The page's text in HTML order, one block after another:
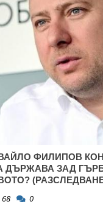
ФИЛИПОВ
ДЪРЖАВА ЗАД
68 0